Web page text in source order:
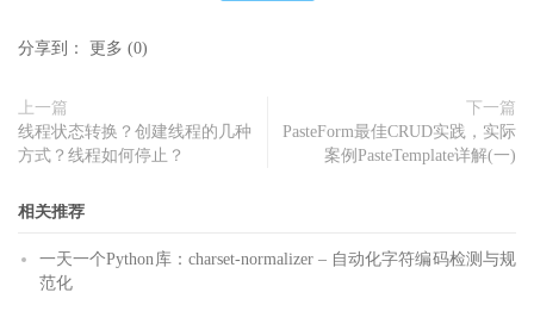
分享到： 更多 (0)
上一篇
线程状态转换？创建线程的几种
方式？线程如何停止？
下一篇
PasteForm最佳CRUD实践，实际
案例PasteTemplate详解(一)
相关推荐
一天一个Python库：charset-normalizer – 自动化字符编码检测与规
范化